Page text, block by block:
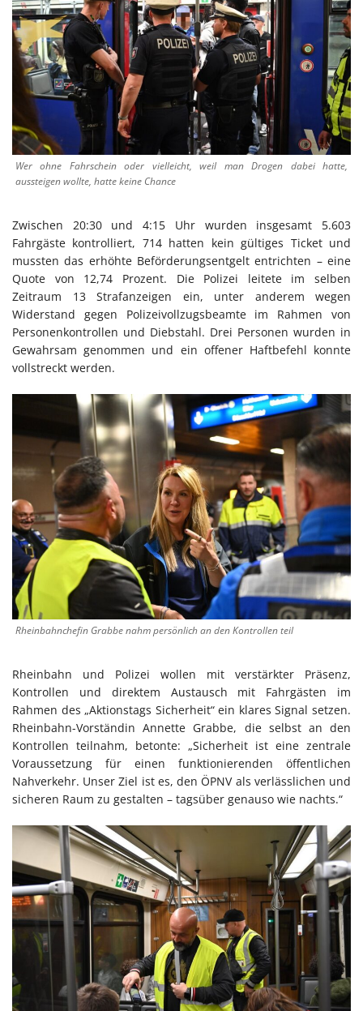
Wer ohne Fahrschein oder vielleicht, weil man Drogen dabei hatte,
aussteigen wollte, hatte keine Chance
Zwischen 20:30 und 4:15 Uhr wurden insgesamt 5.603
Fahrgäste kontrolliert, 714 hatten kein gültiges Ticket und
mussten das erhöhte Beförderungsentgelt entrichten – eine
Quote von 12,74 Prozent. Die Polizei leitete im selben
Zeitraum 13 Strafanzeigen ein, unter anderem wegen
Widerstand gegen Polizeivollzugsbeamte im Rahmen von
Personenkontrollen und Diebstahl. Drei Personen wurden in
Gewahrsam genommen und ein offener Haftbefehl konnte
vollstreckt werden.
Rheinbahnchefin Grabbe nahm persönlich an den Kontrollen teil
Rheinbahn und Polizei wollen mit verstärkter Präsenz,
Kontrollen und direktem Austausch mit Fahrgästen im
Rahmen des „Aktionstags Sicherheit“ ein klares Signal setzen.
Rheinbahn-Vorständin Annette Grabbe, die selbst an den
Kontrollen teilnahm, betonte: „Sicherheit ist eine zentrale
Voraussetzung für einen funktionierenden öffentlichen
Nahverkehr. Unser Ziel ist es, den ÖPNV als verlässlichen und
sicheren Raum zu gestalten – tagsüber genauso wie nachts.“